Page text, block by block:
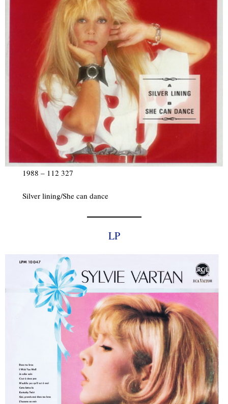
1988 – 112 327
Silver lining/She can dance
LP